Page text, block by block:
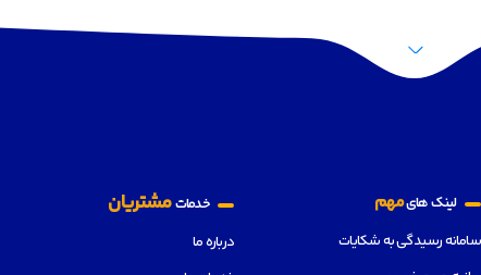
لینک هایمهم
سامانه رسیدگی به شکایات
خدماتمشتریان
درباره ما